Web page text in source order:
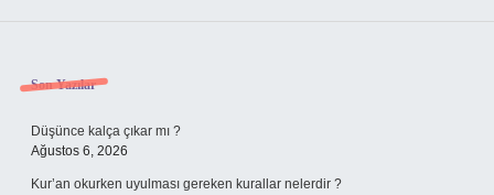
Sidebar
Son Yazılar
Düşünce kalça çıkar mı ?
Ağustos 6, 2026
Kur’an okurken uyulması gereken kurallar nelerdir ?